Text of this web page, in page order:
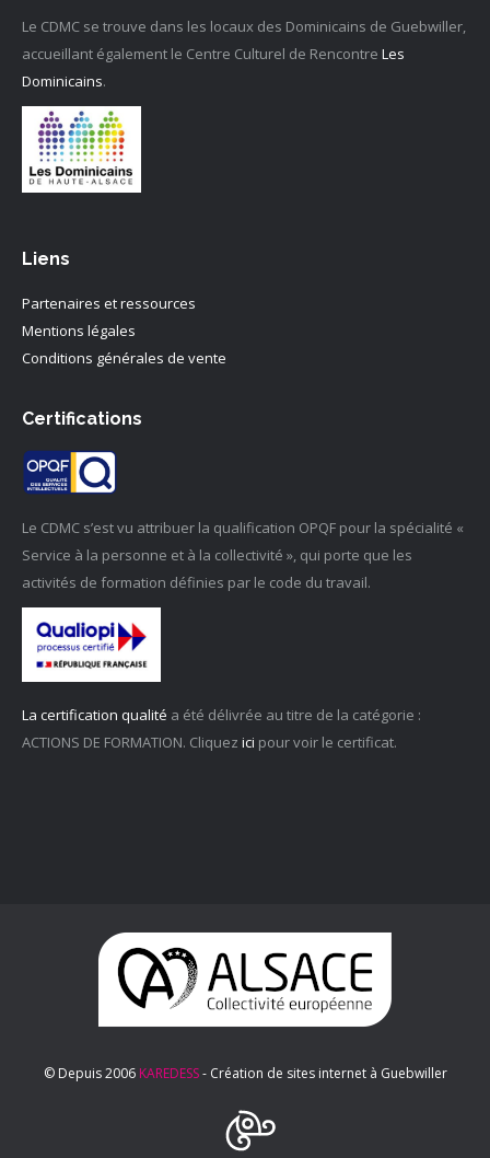
Le CDMC se trouve dans les locaux des Dominicains de Guebwiller,
accueillant également le Centre Culturel de Rencontre Les
Dominicains.
Liens
Partenaires et ressources
Mentions légales
Conditions générales de vente
Certifications
Le CDMC s’est vu attribuer la qualification OPQF pour la spécialité «
Service à la personne et à la collectivité », qui porte que les
activités de formation définies par le code du travail.
La certification qualité a été délivrée au titre de la catégorie :
ACTIONS DE FORMATION. Cliquez ici pour voir le certificat.
© Depuis 2006KAREDESS- Création de sites internet à Guebwiller